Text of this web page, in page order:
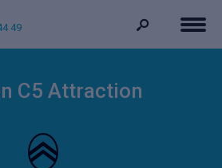
49
C5 Attraction